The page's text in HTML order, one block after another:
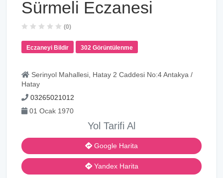
Sürmeli Eczanesi
(0)
Eczaneyi Bildir 302 Görüntülenme
Serinyol Mahallesi, Hatay 2 Caddesi No:4 Antakya /
Hatay
03265021012
01 Ocak 1970
Yol Tarifi Al
Google Harita
Yandex Harita